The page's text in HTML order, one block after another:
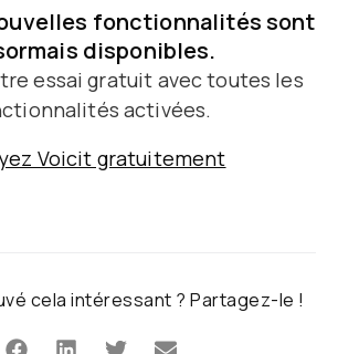
fonctionnalités sont
disponibles.
essai gratuit avec toutes les
activées.
Voicit gratuitement
cela intéressant ? Partagez-le !